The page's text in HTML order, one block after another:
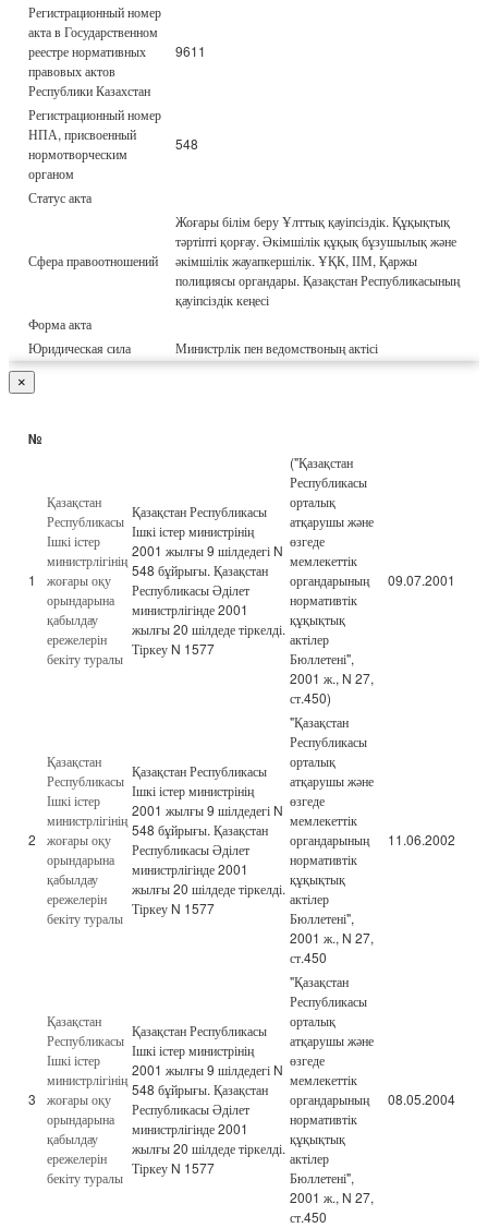
Регистрационный номер
акта в Государственном
реестре нормативных
правовых актов
Республики Казахстан
9611
Регистрационный номер
НПА, присвоенный
нормотворческим
органом
548
Статус акта
Сфера правоотношений
Жоғары білім беру Ұлттық қауіпсіздік. Құқықтық
тәртіпті қорғау. Әкімшілік құқық бұзушылық және
әкімшілік жауапкершілік. ҰҚК, ІІМ, Қаржы
полициясы органдары. Қазақстан Республикасының
қауіпсіздік кеңесі
Форма акта
Юридическая сила
Министрлік пен ведомствоның актісі
×
№
1
Қазақстан
Республикасы
Ішкі істер
министрлігінің
жоғары оқу
орындарына
қабылдау
ережелерін
бекіту туралы
Қазақстан Республикасы
Ішкі істер министрінің
2001 жылғы 9 шілдедегі N
548 бұйрығы. Қазақстан
Республикасы Әділет
министрлігінде 2001
жылғы 20 шілдеде тіркелді.
Тіркеу N 1577
("Қазақстан
Республикасы
орталық
атқарушы және
өзгеде
мемлекеттік
органдарының
нормативтік
құқықтық
актілер
Бюллетені",
2001 ж., N 27,
ст.450)
09.07.2001
2
Қазақстан
Республикасы
Ішкі істер
министрлігінің
жоғары оқу
орындарына
қабылдау
ережелерін
бекіту туралы
Қазақстан Республикасы
Ішкі істер министрінің
2001 жылғы 9 шілдедегі N
548 бұйрығы. Қазақстан
Республикасы Әділет
министрлігінде 2001
жылғы 20 шілдеде тіркелді.
Тіркеу N 1577
"Қазақстан
Республикасы
орталық
атқарушы және
өзгеде
мемлекеттік
органдарының
нормативтік
құқықтық
актілер
Бюллетені",
2001 ж., N 27,
ст.450
11.06.2002
3
Қазақстан
Республикасы
Ішкі істер
министрлігінің
жоғары оқу
орындарына
қабылдау
ережелерін
бекіту туралы
Қазақстан Республикасы
Ішкі істер министрінің
2001 жылғы 9 шілдедегі N
548 бұйрығы. Қазақстан
Республикасы Әділет
министрлігінде 2001
жылғы 20 шілдеде тіркелді.
Тіркеу N 1577
"Қазақстан
Республикасы
орталық
атқарушы және
өзгеде
мемлекеттік
органдарының
нормативтік
құқықтық
актілер
Бюллетені",
2001 ж., N 27,
ст.450
08.05.2004